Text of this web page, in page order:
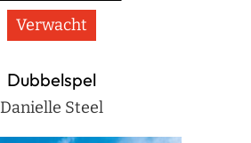
Verwacht
Dubbelspel
Danielle Steel